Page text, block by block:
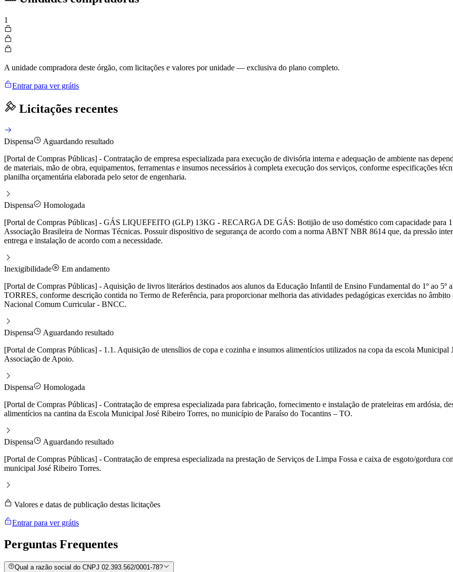
1
A unidade compradora deste órgão, com licitações e valores por unidade — exclusiva do plano completo.
Entrar para ver grátis
Licitações recentes
Dispensa
Aguardando resultado
[Portal de Compras Públicas] - Contratação de empresa especializada para execução de divisória interna e adequação de ambiente nas
de materiais, mão de obra, equipamentos, ferramentas e insumos necessários à completa execução dos serviços, conforme especificações
planilha orçamentária elaborada pelo setor de engenharia.
Dispensa
Homologada
[Portal de Compras Públicas] - GÁS LIQUEFEITO (GLP) 13KG - RECARGA DE GÁS: Botijão de uso doméstico com capacidade para
Associação Brasileira de Normas Técnicas. Possuir dispositivo de segurança de acordo com a norma ABNT NBR 8614 que, da pressão
entrega e instalação de acordo com a necessidade.
Inexigibilidade
Em andamento
[Portal de Compras Públicas] - Aquisição de livros literários destinados aos alunos da Educação Infantil de Ensino Fundamental do 1º ao
TORRES, conforme descrição contida no Termo de Referência, para proporcionar melhoria das atividades pedagógicas exercidas no âmbito
Nacional Comum Curricular - BNCC.
Dispensa
Aguardando resultado
[Portal de Compras Públicas] - 1.1. Aquisição de utensílios de copa e cozinha e insumos alimentícios utilizados na copa da escola Municipal
Associação de Apoio.
Dispensa
Homologada
[Portal de Compras Públicas] - Contratação de empresa especializada para fabricação, fornecimento e instalação de prateleiras em ardósia,
alimentícios na cantina da Escola Municipal José Ribeiro Torres, no município de Paraíso do Tocantins – TO.
Dispensa
Aguardando resultado
[Portal de Compras Públicas] - Contratação de empresa especializada na prestação de Serviços de Limpa Fossa e caixa de esgoto/gordura
municipal José Ribeiro Torres.
Valores e datas de publicação destas licitações
Entrar para ver grátis
Perguntas Frequentes
Qual a razão social do CNPJ 02.393.562/0001-78?